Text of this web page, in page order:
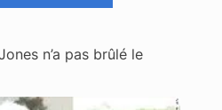
n’a pas brûlé le